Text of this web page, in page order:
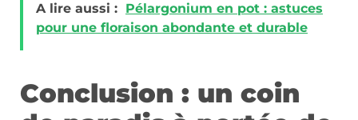
A lire aussi : Pélargonium en pot : astuces
pour une floraison abondante et durable
Conclusion : un coin